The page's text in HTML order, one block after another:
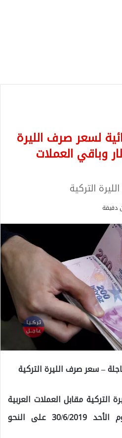
لسعر صرف الليرة
وباقي العملات
التركية
دقيقة
– سعر صرف الليرة التركية
التركية مقابل العملات العربية
والعالمية عند مساء اليوم الأحد 30/6/2019 على النحو